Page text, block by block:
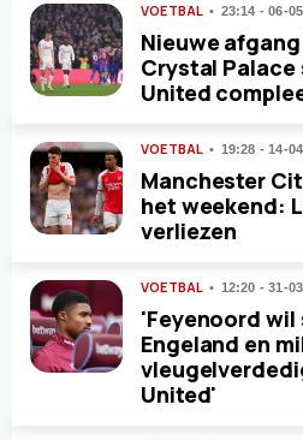
VOETBAL 23:14 - 06-
Nieuwe
Crystal
United
VOETBAL 19:28 - 14-
Manchester
het weekend:
verliezen
VOETBAL 12:20 - 31-
'Feyenoord wil
Engeland en
United'